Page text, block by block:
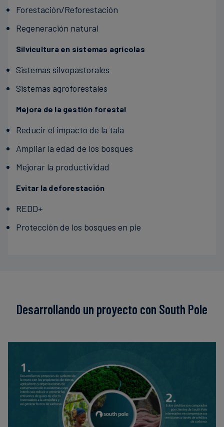
Forestación/Reforestación
Regeneración natural
Silvicultura en sistemas agrícolas
Sistemas silvopastorales
Sistemas agroforestales
Mejora de la gestión forestal
Reducir el impacto de la tala
Ampliar la edad de los bosques
Mejorar la productividad
Evitar la deforestación
REDD+
Protección de los bosques en pie
Sistemas ganaderos
Suplemento alimenticio para reducir el CH4
entérico en los rumiantes
Mejora de las prácticas de pastoreo
Gestión optimizada del ganado
Forestación/Reforestación
Regeneración natural
Protección de los bosques en pie
Marismas, algas y pastos marinos
Plantación, establecimiento y restauración de
marinas
Protección de las zonas existentes contra la
degradación o la conversión
Desarrollando un proyecto con South Pole